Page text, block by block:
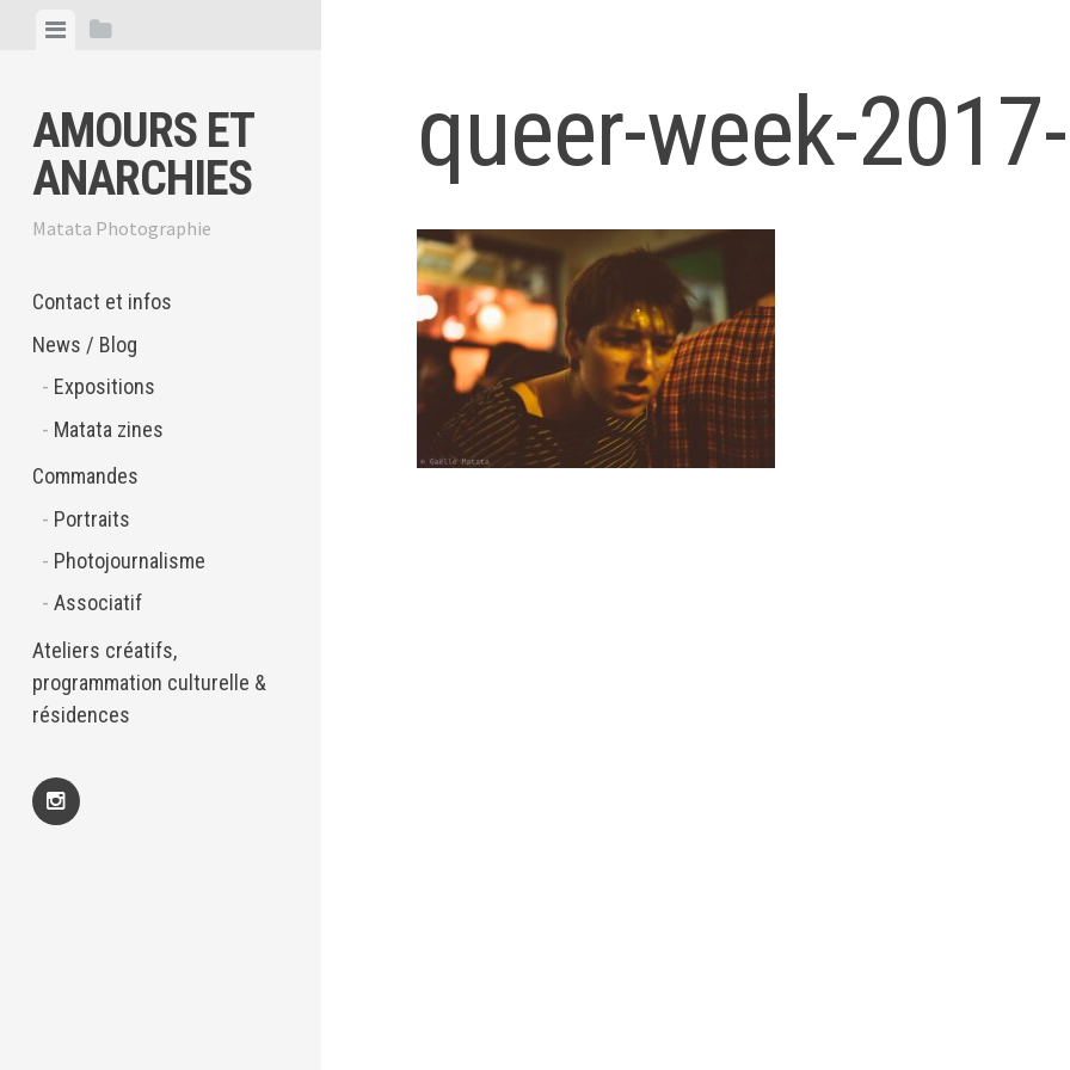
ViewView
AMOURS ET
ANARCHIES
Matata Photographie
Contact et infos
News / Blog
Expositions
Matata zines
Commandes
Portraits
Photojournalisme
Associatif
Ateliers créatifs,
programmation culturelle &
résidences
queer-week-